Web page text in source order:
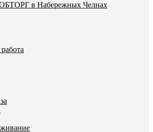
в Набережных Челнах